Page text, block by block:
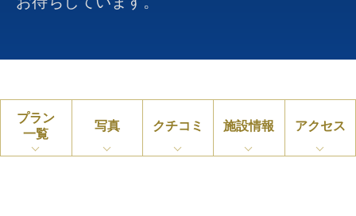
プラン
一覧
写真 クチコミ 施設情報 アクセス